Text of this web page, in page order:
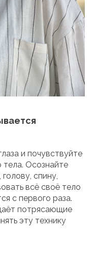
и почувствуйте
тела. Осознайте
спину,
всё своё тело
с первого раза.
потрясающие
эту технику